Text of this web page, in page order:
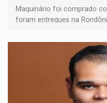
Maquinário foi comprado
foram entregues na